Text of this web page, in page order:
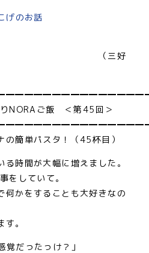
のお話
好
NORAご飯 ＜第45回＞
簡単パスタ！（45杯目）
時間が大幅に増えました。
をしていて。
何かをすることも大好きなの
。
だったっけ？」